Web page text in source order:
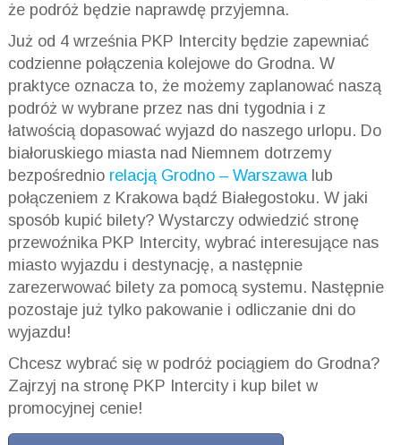
że podróż będzie naprawdę przyjemna.
Już od 4 września PKP Intercity będzie zapewniać
codzienne połączenia kolejowe do Grodna. W
praktyce oznacza to, że możemy zaplanować naszą
podróż w wybrane przez nas dni tygodnia i z
łatwością dopasować wyjazd do naszego urlopu. Do
białoruskiego miasta nad Niemnem dotrzemy
bezpośrednio relacją Grodno – Warszawalub
połączeniem z Krakowa bądź Białegostoku. W jaki
sposób kupić bilety? Wystarczy odwiedzić stronę
przewoźnika PKP Intercity, wybrać interesujące nas
miasto wyjazdu i destynację, a następnie
zarezerwować bilety za pomocą systemu. Następnie
pozostaje już tylko pakowanie i odliczanie dni do
wyjazdu!
Chcesz wybrać się w podróż pociągiem do Grodna?
Zajrzyj na stronę PKP Intercity i kup bilet w
promocyjnej cenie!